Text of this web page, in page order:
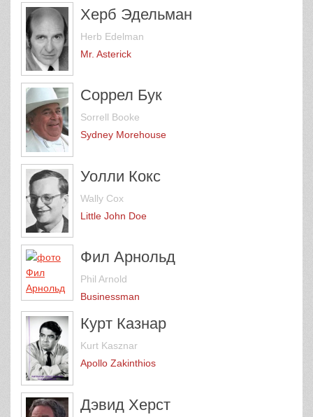
Херб Эдельман
Herb Edelman
Mr. Asterick
Соррел Бук
Sorrell Booke
Sydney Morehouse
Уолли Кокс
Wally Cox
Little John Doe
Фил Арнольд
Phil Arnold
Businessman
Курт Казнар
Kurt Kasznar
Apollo Zakinthios
Дэвид Херст